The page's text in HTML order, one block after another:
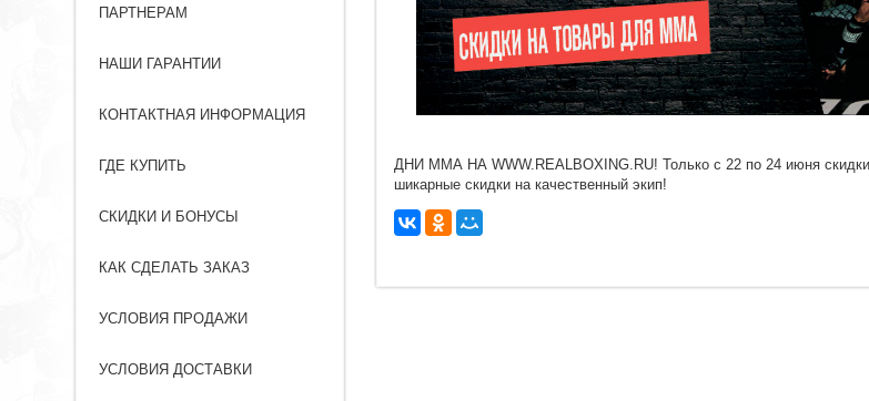
ПАРТНЕРАМ
НАШИ ГАРАНТИИ
КОНТАКТНАЯ ИНФОРМАЦИЯ
ГДЕ КУПИТЬ
СКИДКИ И БОНУСЫ
КАК СДЕЛАТЬ ЗАКАЗ
УСЛОВИЯ ПРОДАЖИ
УСЛОВИЯ ДОСТАВКИ
ДНИ ММА НА WWW.REALBOXING.RU! Только с 22 по 24 июня
шикарные скидки на качественный экип!